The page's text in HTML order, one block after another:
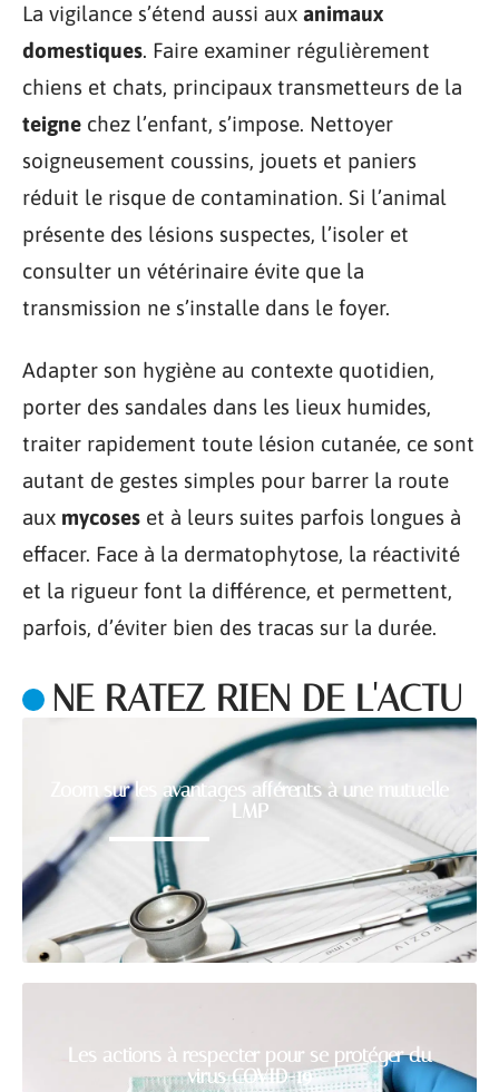
La vigilance s’étend aussi aux animaux
domestiques. Faire examiner régulièrement
chiens et chats, principaux transmetteurs de la
teigne chez l’enfant, s’impose. Nettoyer
soigneusement coussins, jouets et paniers
réduit le risque de contamination. Si l’animal
présente des lésions suspectes, l’isoler et
consulter un vétérinaire évite que la
transmission ne s’installe dans le foyer.
Adapter son hygiène au contexte quotidien,
porter des sandales dans les lieux humides,
traiter rapidement toute lésion cutanée, ce sont
autant de gestes simples pour barrer la route
aux mycoses et à leurs suites parfois longues à
effacer. Face à la dermatophytose, la réactivité
et la rigueur font la différence, et permettent,
parfois, d’éviter bien des tracas sur la durée.
NE RATEZ RIEN DE L'ACTU
Zoom sur les avantages afférents à une mutuelle
LMP
Les actions à respecter pour se protéger du
virus COVID-19